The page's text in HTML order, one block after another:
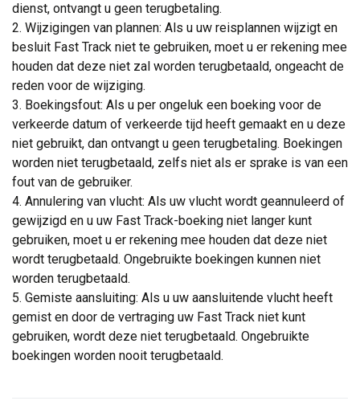
dienst, ontvangt u geen terugbetaling.
2. Wijzigingen van plannen: Als u uw reisplannen wijzigt en
besluit Fast Track niet te gebruiken, moet u er rekening mee
houden dat deze niet zal worden terugbetaald, ongeacht de
reden voor de wijziging.
3. Boekingsfout: Als u per ongeluk een boeking voor de
verkeerde datum of verkeerde tijd heeft gemaakt en u deze
niet gebruikt, dan ontvangt u geen terugbetaling. Boekingen
worden niet terugbetaald, zelfs niet als er sprake is van een
fout van de gebruiker.
4. Annulering van vlucht: Als uw vlucht wordt geannuleerd of
gewijzigd en u uw Fast Track-boeking niet langer kunt
gebruiken, moet u er rekening mee houden dat deze niet
wordt terugbetaald. Ongebruikte boekingen kunnen niet
worden terugbetaald.
5. Gemiste aansluiting: Als u uw aansluitende vlucht heeft
gemist en door de vertraging uw Fast Track niet kunt
gebruiken, wordt deze niet terugbetaald. Ongebruikte
boekingen worden nooit terugbetaald.